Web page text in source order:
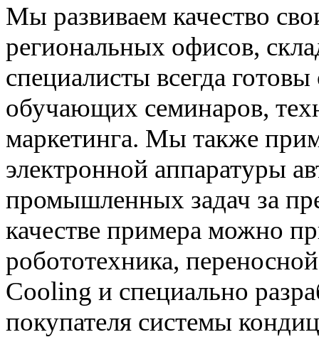
Мы развиваем качество
региональных офисов,
специалисты всегда
обучающих семинаров,
маркетинга. Мы также
электронной аппаратуры
промышленных задач за
качестве примера можно
робототехника,
Cooling и специально
покупателя системы